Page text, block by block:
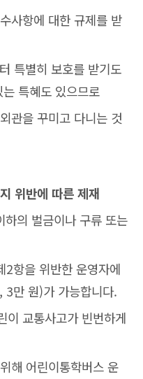
사항에 대한 규제를 받
특별히 보호를 받기도
특혜도 있으므로
관을 꾸미고 다니는 것
위반에 따른 제재
의 벌금이나 구류 또는
항을 위반한 운영자에
3만 원)가 가능합니다.
이 교통사고가 빈번하게
해 어린이통학버스 운